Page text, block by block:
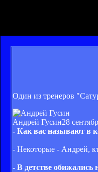
Один из тренеров
Андрей Гусин28
- Как вас называют в
- Некоторые - Андрей,
- В детстве обижались